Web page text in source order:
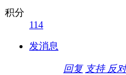
积分
114
发消息
回复 支持 反对